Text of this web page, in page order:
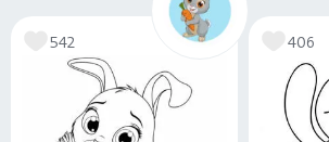
542 406